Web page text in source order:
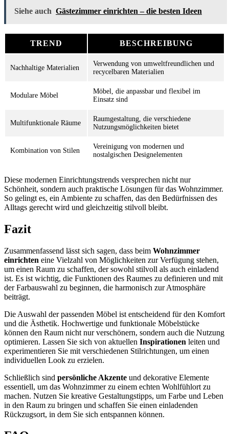
Siehe auch Gästezimmer einrichten – die besten Ideen
TREND BESCHREIBUNG
Nachhaltige Materialien
Verwendung von umweltfreundlichen und
recycelbaren Materialien
Modulare Möbel
Möbel, die anpassbar und flexibel im
Einsatz sind
Multifunktionale Räume
Raumgestaltung, die verschiedene
Nutzungsmöglichkeiten bietet
Kombination von Stilen
Vereinigung von modernen und
nostalgischen Designelementen
Diese modernen Einrichtungstrends versprechen nicht nur
Schönheit, sondern auch praktische Lösungen für das Wohnzimmer.
So gelingt es, ein Ambiente zu schaffen, das den Bedürfnissen des
Alltags gerecht wird und gleichzeitig stilvoll bleibt.
Fazit
Zusammenfassend lässt sich sagen, dass beim Wohnzimmer
einrichten eine Vielzahl von Möglichkeiten zur Verfügung stehen,
um einen Raum zu schaffen, der sowohl stilvoll als auch einladend
ist. Es ist wichtig, die Funktionen des Raumes zu definieren und mit
der Farbauswahl zu beginnen, die harmonisch zur Atmosphäre
beiträgt.
Die Auswahl der passenden Möbel ist entscheidend für den Komfort
und die Ästhetik. Hochwertige und funktionale Möbelstücke
können den Raum nicht nur verschönern, sondern auch die Nutzung
optimieren. Lassen Sie sich von aktuellen Inspirationen leiten und
experimentieren Sie mit verschiedenen Stilrichtungen, um einen
individuellen Look zu erzielen.
Schließlich sind persönliche Akzente und dekorative Elemente
essentiell, um das Wohnzimmer zu einem echten Wohlfühlort zu
machen. Nutzen Sie kreative Gestaltungstipps, um Farbe und Leben
in den Raum zu bringen und schaffen Sie einen einladenden
Rückzugsort, in dem Sie sich entspannen können.